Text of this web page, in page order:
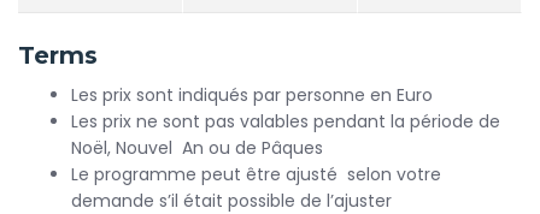
Terms
Les prix sont indiqués par personne en Euro
Les prix ne sont pas valables pendant la période de
Noël, Nouvel An ou de Pâques
Le programme peut être ajusté selon votre
demande s’il était possible de l’ajuster